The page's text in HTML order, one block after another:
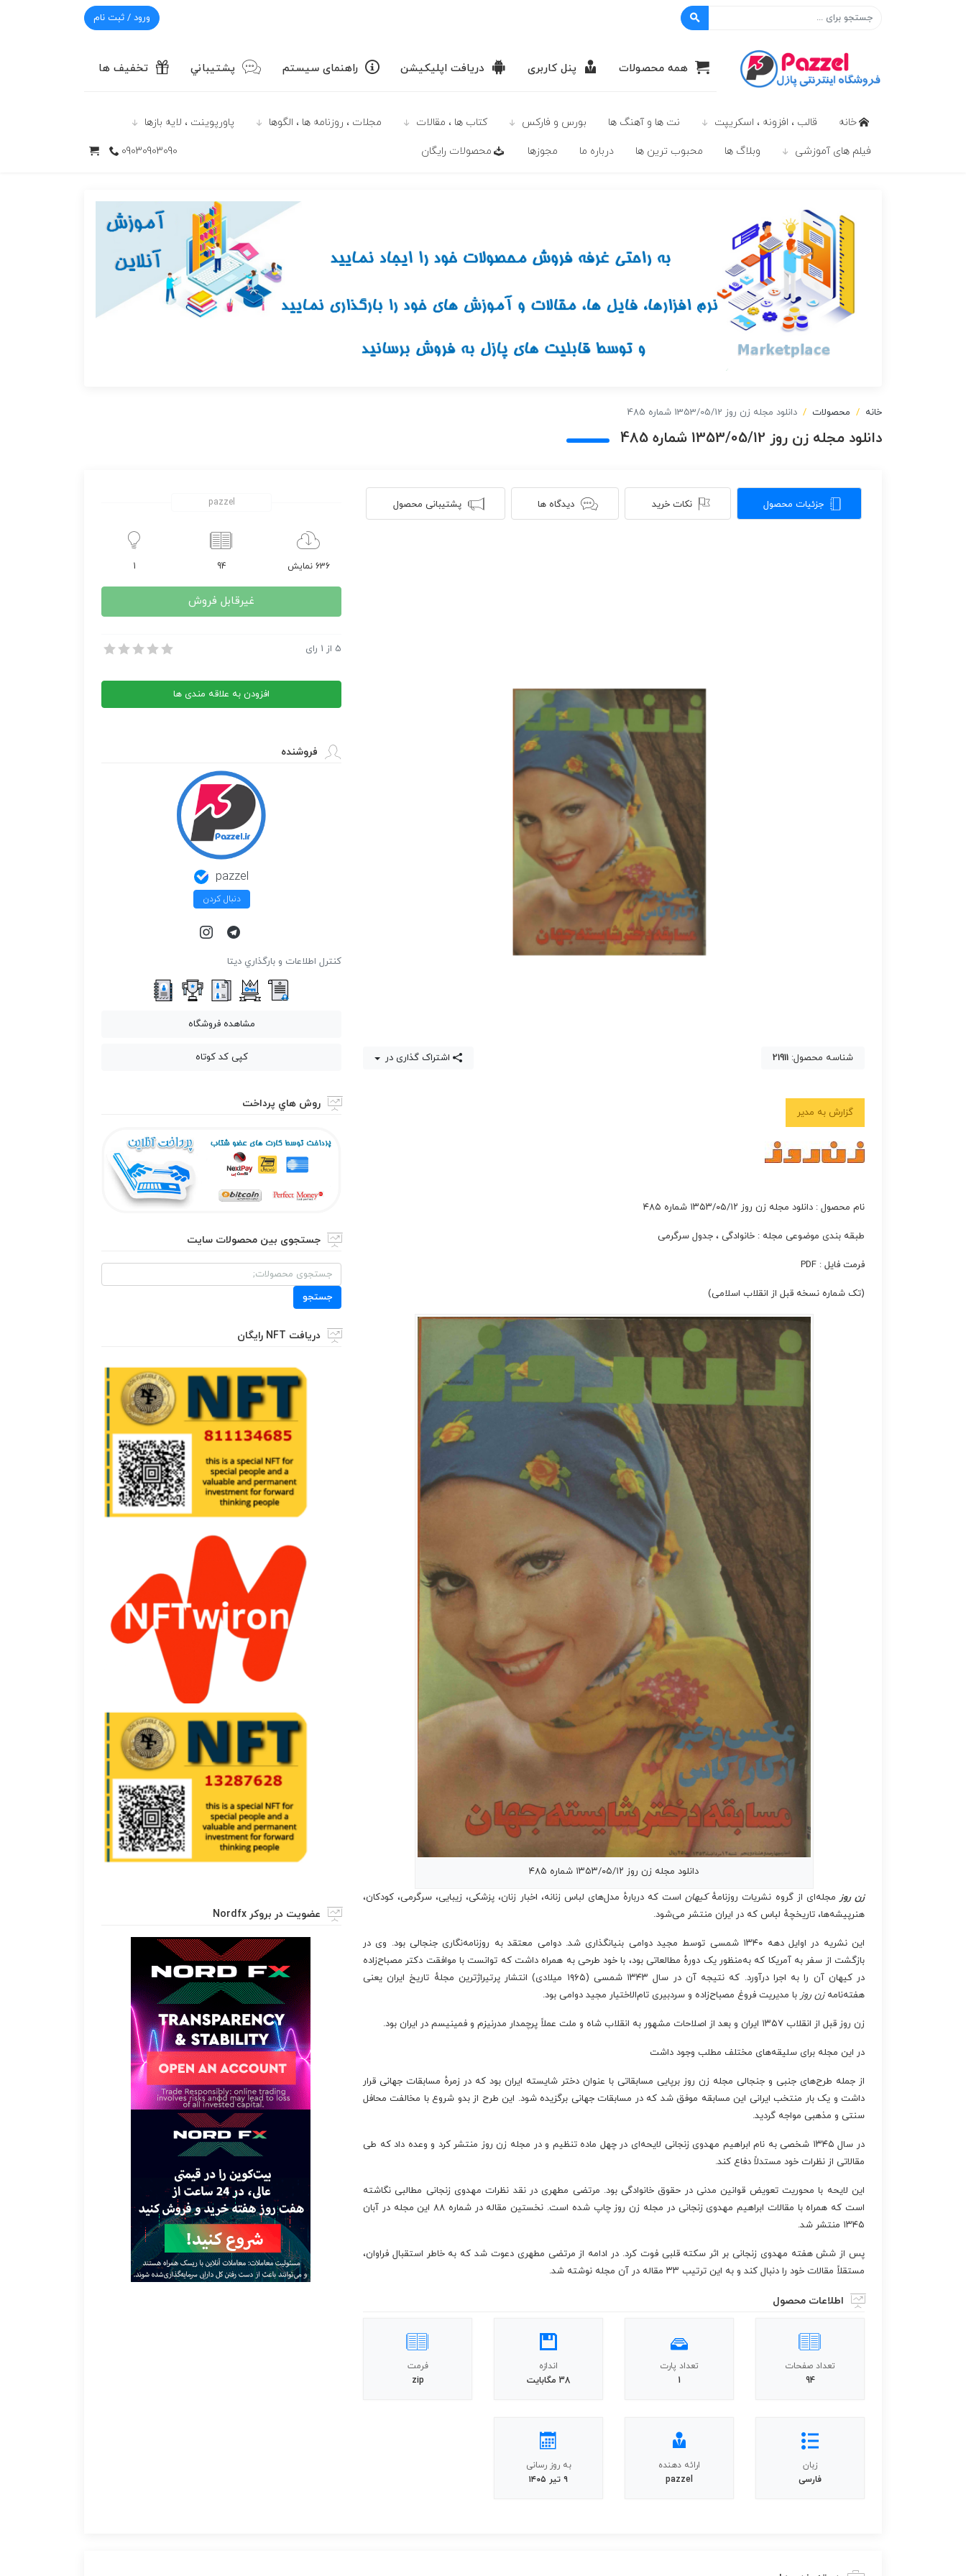
ورود / ثبت نام
همه محصولات پنل کاربری دریافت اپلیکیشن راهنمای سیستم پشتيباني تخفیف ها
خانه قالب ، افزونه ، اسکریپت نت ها و آهنگ ها بورس و فارکس كتاب ها ، مقالات مجلات ، روزنامه ها ، الگوها پاورپوينت ، لایه بازها
فیلم های آموزشی وبلاگ ها محبوب ترين ها درباره ما مجوزها محصولات رايگان 09030903090
خانه محصولات دانلود مجله زن روز 1353/05/12 شماره 485
دانلود مجله زن روز 1353/05/12 شماره 485
جزئیات محصول نکات خرید دیدگاه ها پشتیبانی محصول
شناسه محصول: 21911 اشتراک گذاری در
گزارش به مدیر
نام محصول : دانلود مجله زن روز ۱۳۵۳/۰۵/۱۲ شماره ۴۸۵
طبقه بندی موضوعی مجله : خانوادگی ، جدول سرگرمی
فرمت فایل : PDF
(تک شماره نسخه قبل از انقلاب اسلامی)
دانلود مجله زن روز ۱۳۵۳/۰۵/۱۲ شماره ۴۸۵
زن روز مجله‌ای از گروه نشریات روزنامهٔکیهاناست که دربارهٔ مدل‌های لباس زنانه، اخبار زنان، پزشکی، زیبایی، سرگرمی، کودکان،
هنرپیشه‌ها، تاریخچهٔ لباس که در ایران منتشر می‌شود.
این نشریه در اوایل دهه ۱۳۴۰ شمسی توسط مجید دوامی بنیانگذاری شد. دوامی معتقد به روزنامه‌نگاری جنجالی بود. وی در
بازگشت از سفر به آمریکا که به‌منظور یک دورهٔ مطالعاتی بود، با خود طرحی به همراه داشت که توانست با موافقت دکتر مصباح‌زاده
در کیهان آن را به اجرا درآورد. که نتیجه آن در سال ۱۳۴۳ شمسی (۱۹۶۵ میلادی) انتشار پرتیراژترین مجلهٔ تاریخ ایران یعنی
هفته‌نامهزن روز با مدیریت فروغ مصباح‌زاده و سردبیری تام‌الاختیار مجید دوامی بود.
زن روز قبل از انقلاب ۱۳۵۷ ایران و بعد از اصلاحات مشهور به انقلاب شاه و ملت عملاً پرچمدار مدرنیزم و فمینیسم در ایران بود.
در این مجله برای سلیقه‌های مختلف مطلب وجود داشت
از جمله طرح‌های جنبی و جنجالی مجله زن روز برپایی مسابقاتی با عنوان دختر شایسته ایران بود که در زمرهٔ مسابقات جهانی قرار
داشت و یک بار منتخب ایرانی این مسابقه موفق شد که در مسابقات جهانی برگزیده شود. این طرح از بدو شروع با مخالفت محافل
سنتی و مذهبی مواجه گردید.
در سال ۱۳۴۵ شخصی به نام ابراهیم مهدوی زنجانی لایحه‌ای در چهل ماده تنظیم و در مجله زن روز منتشر کرد و وعده داد که طی
مقالاتی از نظرات خود مستدلاً دفاع کند.
این لایحه با محوریت تعویض قوانین مدنی در حقوق خانوادگی بود. مرتضی مطهری در نقد نظرات مهدوی زنجانی مطالبی نگاشته
است که همراه با مقالات ابراهیم مهدوی زنجانی در مجله زن روز چاپ شده است. نخستین مقاله در شماره ۸۸ این مجله در آبان
۱۳۴۵ منتشر شد.
پس از شش هفته مهدوی زنجانی بر اثر سکته قلبی فوت کرد. در ادامه از مرتضی مطهری دعوت شد که به خاطر استقبال فراوان،
مستقلاً مقالات خود را دنبال کند و به این ترتیب ۳۳ مقاله در آن مجله نوشته شد.
اطلاعات محصول
تعداد صفحات
94
تعداد پارت
1
اندازه
38 مگابایت
فرمت
zip
زبان
فارسی
ارائه دهنده
pazzel
به روز رسانی
۹ تیر ۱۴۰۵
pazzel
636 نمایش 94
1
غیرقابل فروش
دانلود مجله زن روز 1353/05/12 شماره 485
5 از 1 رای
افزودن به علاقه مندی ها
فروشنده
pazzel
دنبال کردن
كنترل اطلاعات و بارگذاري ديتا
مشاهده فروشگاه
کپی کد کوتاه
روش هاي پرداخت
جستجوی بین محصولات سایت
جستجو
برای:
جستجو
دریافت NFT رایگان
عضویت در بروکر Nordfx